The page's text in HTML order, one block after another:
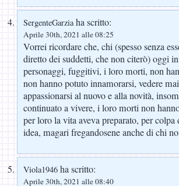
SergenteGarziaha scritto:
Aprile 30th, 2021 alle 08:25
Vorrei ricordare che, chi (spesso senza
diretto dei suddetti, che non citerò) oggi
personaggi, fuggitivi, i loro morti, non
non hanno potuto innamorarsi, vedere
appassionarsi al nuovo e alla novità,
continuato a vivere, i loro morti non
per loro la vita aveva preparato, per
idea, magari fregandosene anche di chi
Viola1946 ha scritto:
Aprile 30th, 2021 alle 08:40